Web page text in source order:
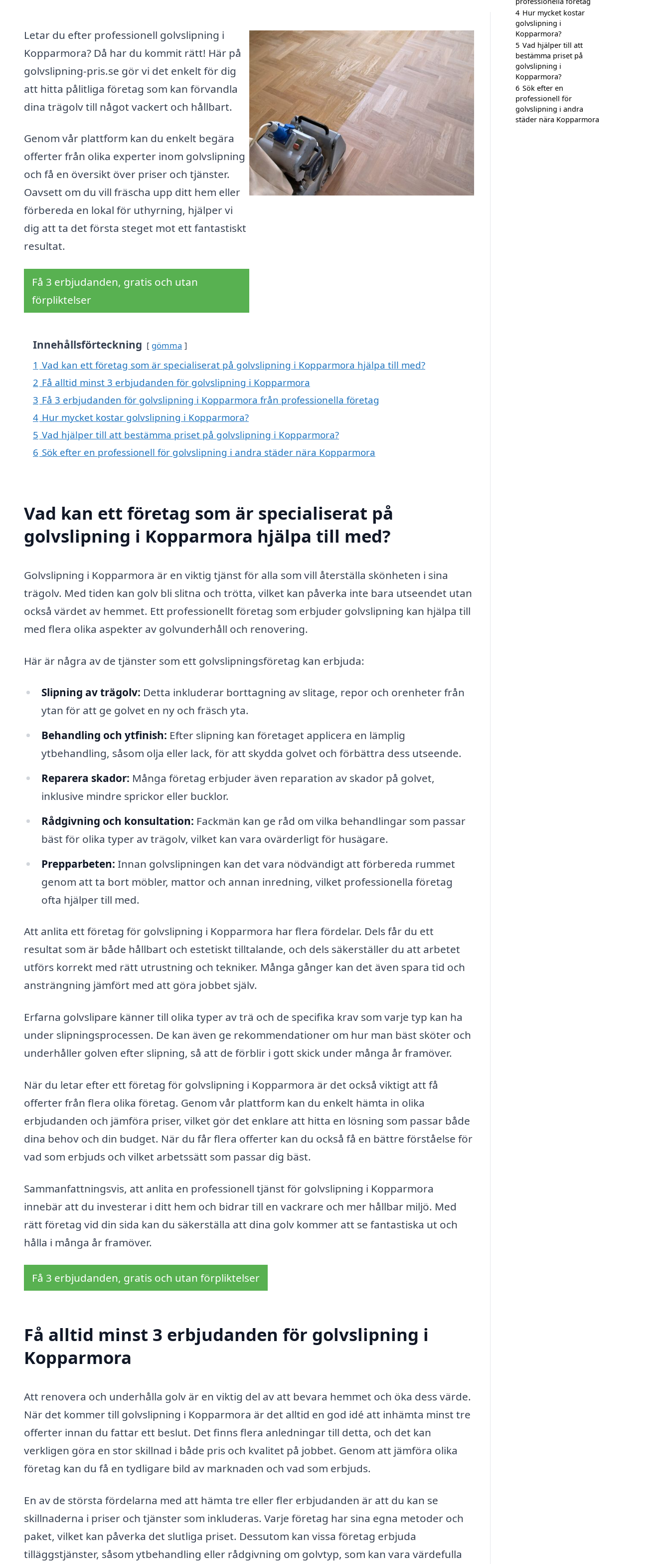
Letar du efter professionell golvslipning i
Kopparmora? Då har du kommit rätt! Här på
golvslipning-pris.se gör vi det enkelt för dig
att hitta pålitliga företag som kan förvandla
dina trägolv till något vackert och hållbart.
Genom vår plattform kan du enkelt begära
offerter från olika experter inom golvslipning
och få en översikt över priser och tjänster.
Oavsett om du vill fräscha upp ditt hem eller
förbereda en lokal för uthyrning, hjälper vi
dig att ta det första steget mot ett fantastiskt
resultat.
Få 3 erbjudanden, gratis och utan
förpliktelser
Innehållsförteckning gömma
1 Vad kan ett företag som är specialiserat på golvslipning i Kopparmora hjälpa till med?
2 Få alltid minst 3 erbjudanden för golvslipning i Kopparmora
3 Få 3 erbjudanden för golvslipning i Kopparmora från professionella företag
4 Hur mycket kostar golvslipning i Kopparmora?
5 Vad hjälper till att bestämma priset på golvslipning i Kopparmora?
6 Sök efter en professionell för golvslipning i andra städer nära Kopparmora
Vad kan ett företag som är specialiserat på
golvslipning i Kopparmora hjälpa till med?
Golvslipning i Kopparmora är en viktig tjänst för alla som vill återställa skönheten i sina
trägolv. Med tiden kan golv bli slitna och trötta, vilket kan påverka inte bara utseendet utan
också värdet av hemmet. Ett professionellt företag som erbjuder golvslipning kan hjälpa till
med flera olika aspekter av golvunderhåll och renovering.
Här är några av de tjänster som ett golvslipningsföretag kan erbjuda:
Slipning av trägolv: Detta inkluderar borttagning av slitage, repor och orenheter från
ytan för att ge golvet en ny och fräsch yta.
Behandling och ytfinish: Efter slipning kan företaget applicera en lämplig
ytbehandling, såsom olja eller lack, för att skydda golvet och förbättra dess utseende.
Reparera skador: Många företag erbjuder även reparation av skador på golvet,
inklusive mindre sprickor eller bucklor.
Rådgivning och konsultation: Fackmän kan ge råd om vilka behandlingar som passar
bäst för olika typer av trägolv, vilket kan vara ovärderligt för husägare.
Prepparbeten: Innan golvslipningen kan det vara nödvändigt att förbereda rummet
genom att ta bort möbler, mattor och annan inredning, vilket professionella företag
ofta hjälper till med.
Att anlita ett företag för golvslipning i Kopparmora har flera fördelar. Dels får du ett
resultat som är både hållbart och estetiskt tilltalande, och dels säkerställer du att arbetet
utförs korrekt med rätt utrustning och tekniker. Många gånger kan det även spara tid och
ansträngning jämfört med att göra jobbet själv.
Erfarna golvslipare känner till olika typer av trä och de specifika krav som varje typ kan ha
under slipningsprocessen. De kan även ge rekommendationer om hur man bäst sköter och
underhåller golven efter slipning, så att de förblir i gott skick under många år framöver.
När du letar efter ett företag för golvslipning i Kopparmora är det också viktigt att få
offerter från flera olika företag. Genom vår plattform kan du enkelt hämta in olika
erbjudanden och jämföra priser, vilket gör det enklare att hitta en lösning som passar både
dina behov och din budget. När du får flera offerter kan du också få en bättre förståelse för
vad som erbjuds och vilket arbetssätt som passar dig bäst.
Sammanfattningsvis, att anlita en professionell tjänst för golvslipning i Kopparmora
innebär att du investerar i ditt hem och bidrar till en vackrare och mer hållbar miljö. Med
rätt företag vid din sida kan du säkerställa att dina golv kommer att se fantastiska ut och
hålla i många år framöver.
Få 3 erbjudanden, gratis och utan förpliktelser
Få alltid minst 3 erbjudanden för golvslipning i
Kopparmora
Att renovera och underhålla golv är en viktig del av att bevara hemmet och öka dess värde.
När det kommer till golvslipning i Kopparmora är det alltid en god idé att inhämta minst tre
offerter innan du fattar ett beslut. Det finns flera anledningar till detta, och det kan
verkligen göra en stor skillnad i både pris och kvalitet på jobbet. Genom att jämföra olika
företag kan du få en tydligare bild av marknaden och vad som erbjuds.
En av de största fördelarna med att hämta tre eller fler erbjudanden är att du kan se
skillnaderna i priser och tjänster som inkluderas. Varje företag har sina egna metoder och
paket, vilket kan påverka det slutliga priset. Dessutom kan vissa företag erbjuda
tilläggstjänster, såsom ytbehandling eller rådgivning om golvtyp, som kan vara värdefulla
4 Hur mycket kostar
golvslipning i
Kopparmora?
5 Vad hjälper till att
bestämma priset på
golvslipning i
Kopparmora?
6 Sök efter en
professionell för
golvslipning i andra
städer nära Kopparmora